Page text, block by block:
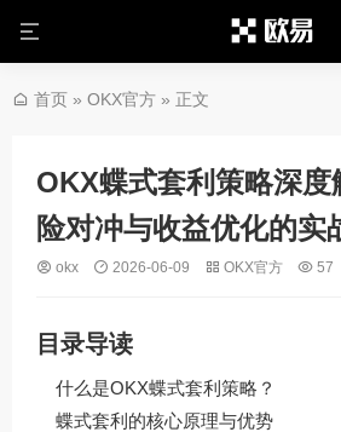
首页 » OKX官方 » 正文
OKX蝶式套利策略深度
险对冲与收益优化的实
okx 2026-06-09 OKX官方 57
目录导读
什么是OKX蝶式套利策略？
蝶式套利的核心原理与优势